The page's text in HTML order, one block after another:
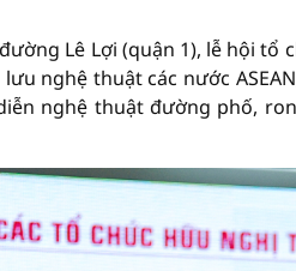
Lê Lợi (quận 1), lễ hội
nghệ thuật các nước
nghệ thuật đường phố,